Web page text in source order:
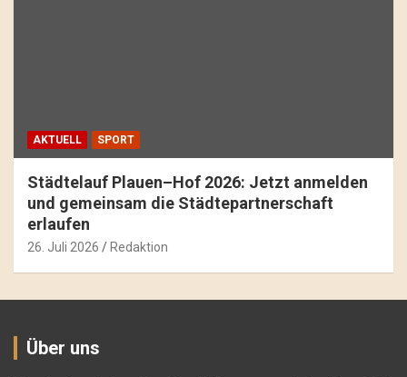
AKTUELL SPORT
Städtelauf Plauen–Hof 2026: Jetzt anmelden
und gemeinsam die Städtepartnerschaft
erlaufen
26. Juli 2026 Redaktion
Über uns